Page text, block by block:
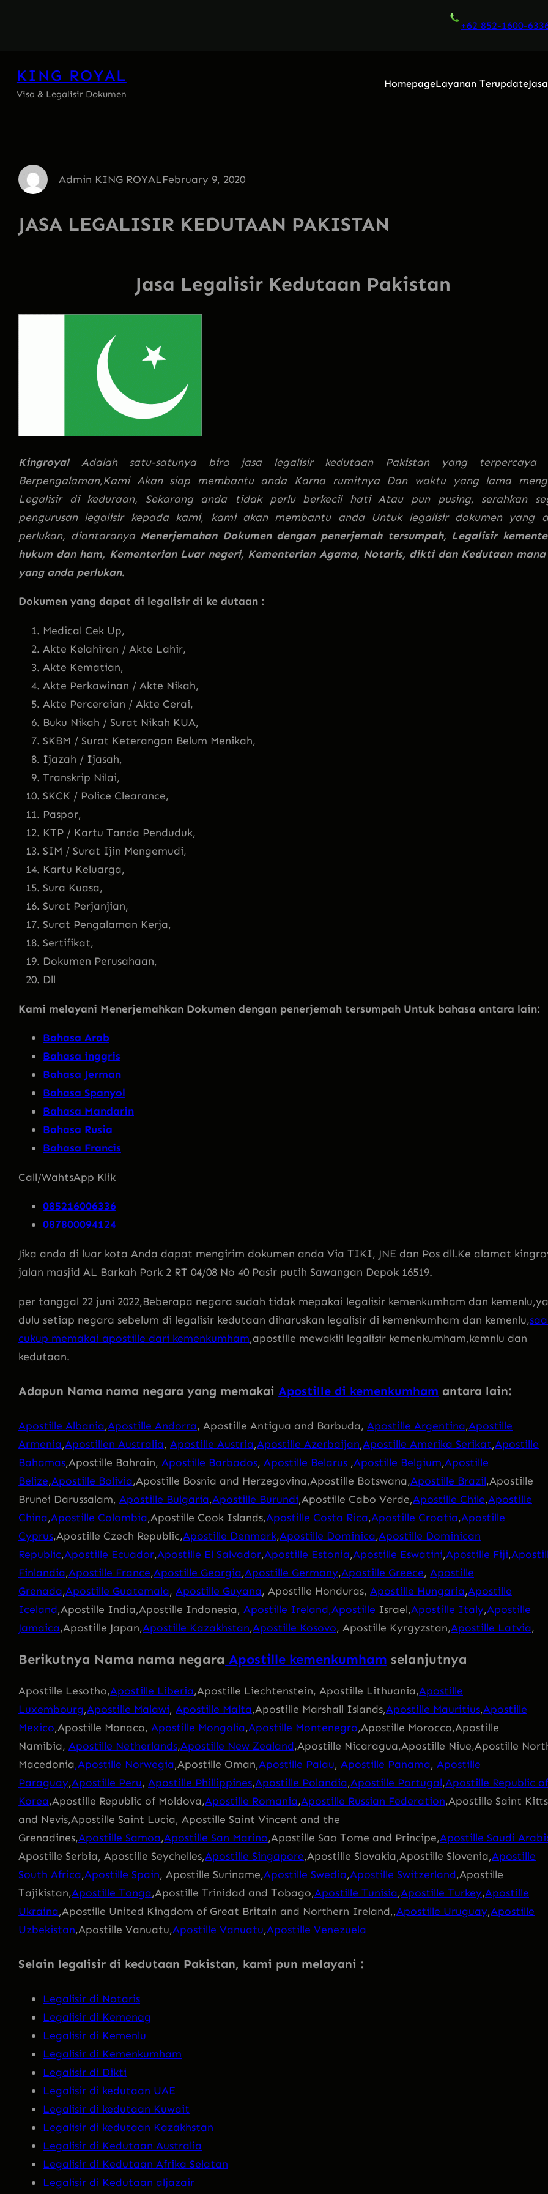
+62 852-1600-
KING ROYAL
Visa & Legalisir Dokumen
HomepageLayanan Terupdate
Admin KING ROYALFebruary 9, 2020
JASA LEGALISIR KEDUTAAN PAKISTAN
Jasa Legalisir Kedutaan Pakistan
Kingroyal Adalah satu-satunya biro jasa legalisir kedutaan Pakistan yang terpercaya
Berpengalaman,Kami Akan siap membantu anda Karna rumitnya Dan waktu yang lama
Legalisir di keduraan, Sekarang anda tidak perlu berkecil hati Atau pun pusing, serahkan
pengurusan legalisir kepada kami, kami akan membantu anda Untuk legalisir dokumen yang
perlukan, diantaranya Menerjemahan Dokumen dengan penerjemah tersumpah, Legalisir
hukum dan ham, Kementerian Luar negeri, Kementerian Agama, Notaris, dikti dan Kedutaan mana
yang anda perlukan.
Dokumen yang dapat di legalisir di ke dutaan :
Medical Cek Up,
Akte Kelahiran / Akte Lahir,
Akte Kematian,
Akte Perkawinan / Akte Nikah,
Akte Perceraian / Akte Cerai,
Buku Nikah / Surat Nikah KUA,
SKBM / Surat Keterangan Belum Menikah,
Ijazah / Ijasah,
Transkrip Nilai,
SKCK / Police Clearance,
Paspor,
KTP / Kartu Tanda Penduduk,
SIM / Surat Ijin Mengemudi,
Kartu Keluarga,
Sura Kuasa,
Surat Perjanjian,
Surat Pengalaman Kerja,
Sertifikat,
Dokumen Perusahaan,
Dll
Kami melayani Menerjemahkan Dokumen dengan penerjemah tersumpah Untuk bahasa antara lain:
Bahasa Arab
Bahasa inggris
Bahasa Jerman
Bahasa Spanyol
Bahasa Mandarin
Bahasa Rusia
Bahasa Francis
Call/WahtsApp Klik
085216006336
087800094124
Jika anda di luar kota Anda dapat mengirim dokumen anda Via TIKI, JNE dan Pos dll.Ke alamat
jalan masjid AL Barkah Pork 2 RT 04/08 No 40 Pasir putih Sawangan Depok 16519.
per tanggal 22 juni 2022,Beberapa negara sudah tidak mepakai legalisir kemenkumham dan
dulu setiap negara sebelum di legalisir kedutaan diharuskan legalisir di kemenkumham dan kemenlu,
cukup memakai apostille dari kemenkumham,apostille mewakili legalisir kemenkumham,kemnlu dan
kedutaan.
Adapun Nama nama negara yang memakai Apostille di kemenkumham antara lain:
Apostille Albania,Apostille Andorra, Apostille Antigua and Barbuda, Apostille Argentina,Apostille
Armenia,Apostillen Australia, Apostille Austria,Apostille Azerbaijan,Apostille Amerika Serikat,Apostille
Bahamas,Apostille Bahrain, Apostille Barbados, Apostille Belarus ,Apostille Belgium,Apostille
Belize,Apostille Bolivia,Apostille Bosnia and Herzegovina,Apostille Botswana,Apostille Brazil,Apostille
Brunei Darussalam, Apostille Bulgaria,Apostille Burundi,Apostille Cabo Verde,Apostille Chile,Apostille
China,Apostille Colombia,Apostille Cook Islands,Apostille Costa Rica,Apostille Croatia,Apostille
Cyprus,Apostille Czech Republic,Apostille Denmark,Apostille Dominica,Apostille Dominican
Republic,Apostille Ecuador,Apostille El Salvador,Apostille Estonia,Apostille Eswatini,Apostille Fiji,
Finlandia,Apostille France,Apostille Georgia,Apostille Germany,Apostille Greece, Apostille
Grenada,Apostille Guatemala, Apostille Guyana, Apostille Honduras, Apostille Hungaria,Apostille
Iceland,Apostille India,Apostille Indonesia, Apostille Ireland,Apostille Israel,Apostille Italy,Apostille
Jamaica,Apostille Japan,Apostille Kazakhstan,Apostille Kosovo, Apostille Kyrgyzstan,Apostille Latvia,
Berikutnya Nama nama negara Apostille kemenkumham selanjutnya
Apostille Lesotho,Apostille Liberia,Apostille Liechtenstein, Apostille Lithuania,Apostille
Luxembourg,Apostille Malawi, Apostille Malta,Apostille Marshall Islands,Apostille Mauritius,Apostille
Mexico,Apostille Monaco, Apostille Mongolia,Apostille Montenegro,Apostille Morocco,Apostille
Namibia, Apostille Netherlands,Apostille New Zealand,Apostille Nicaragua,Apostille Niue,Apostille
Macedonia,Apostille Norwegia,Apostille Oman,Apostille Palau, Apostille Panama, Apostille
Paraguay,Apostille Peru, Apostille Phillippines,Apostille Polandia,Apostille Portugal,Apostille Republic of
Korea,Apostille Republic of Moldova,Apostille Romania,Apostille Russian Federation,Apostille Saint Kitts
and Nevis,Apostille Saint Lucia, Apostille Saint Vincent and the
Grenadines,Apostille Samoa,Apostille San Marino,Apostille Sao Tome and Principe,Apostille Saudi
Apostille Serbia, Apostille Seychelles,Apostille Singapore,Apostille Slovakia,Apostille Slovenia,Apostille
South Africa,Apostille Spain, Apostille Suriname,Apostille Swedia,Apostille Switzerland,Apostille
Tajikistan,Apostille Tonga,Apostille Trinidad and Tobago,Apostille Tunisia,Apostille Turkey,Apostille
Ukraina,Apostille United Kingdom of Great Britain and Northern Ireland,,Apostille Uruguay,Apostille
Uzbekistan,Apostille Vanuatu,Apostille Vanuatu,Apostille Venezuela
Selain legalisir di kedutaan Pakistan, kami pun melayani :
Legalisir di Notaris
Legalisir di Kemenag
Legalisir di Kemenlu
Legalisir di Kemenkumham
Legalisir di Dikti
Legalisir di kedutaan UAE
Legalisir di kedutaan Kuwait
Legalisir di kedutaan Kazakhstan
Legalisir di Kedutaan Australia
Legalisir di Kedutaan Afrika Selatan
Legalisir di Kedutaan aljazair